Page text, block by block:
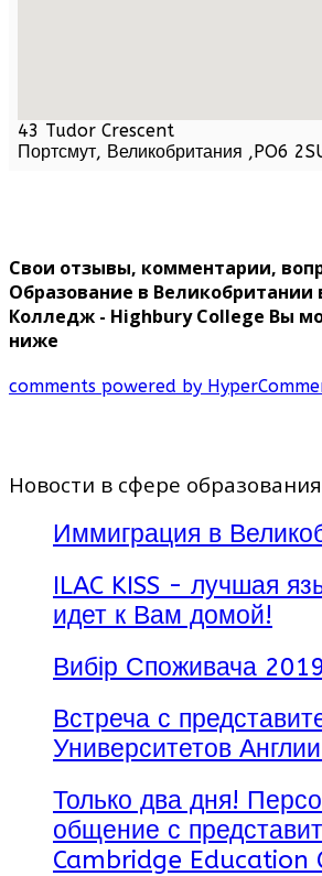
43 Tudor Crescent
Портсмут, Великобритания , PO6
Свои отзывы, комментарии,
Образование в Великобритании
Колледж - Highbury College Вы
ниже
comments powered by
Новости в сфере образования
Иммиграция в
ILAC KISS - лучшая
идет к Вам домой!
Вибір Споживача
Встреча с
Университетов
Только два дня!
общение с
Cambridge Education